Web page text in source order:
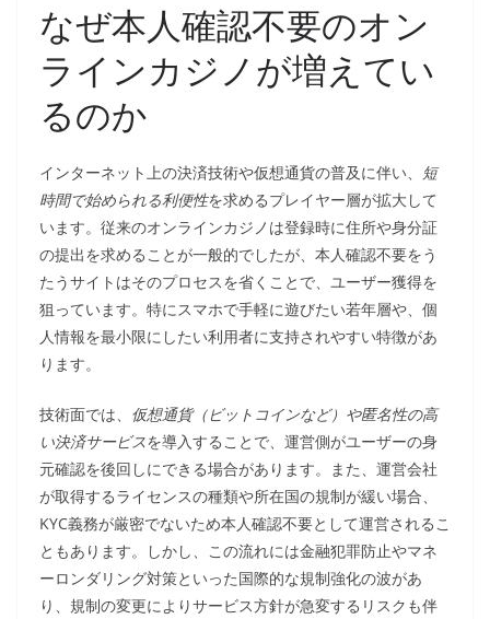
なぜ本人確認不要のオン
ラインカジノが増えてい
るのか
インターネット上の決済技術や仮想通貨の普及に伴い、
短
時間で始められる利便性を求めるプレイヤー層が拡大して
います。従来のオンラインカジノは登録時に住所や身分証
の提出を求めることが一般的でしたが、本人確認不要をう
たうサイトはそのプロセスを省くことで、ユーザー獲得を
狙っています。特にスマホで手軽に遊びたい若年層や、個
人情報を最小限にしたい利用者に支持されやすい特徴があ
ります。
技術面では、 仮想通貨（ビットコインなど）や匿名性の高
い決済サービスを導入することで、運営側がユーザーの身
元確認を後回しにできる場合があります。また、運営会社
が取得するライセンスの種類や所在国の規制が緩い場合、
KYC義務が厳密でないため本人確認不要として運営されるこ
ともあります。しかし、この流れには金融犯罪防止やマネ
ーロンダリング対策といった国際的な規制強化の波があ
り、規制の変更によりサービス方針が急変するリスクも伴